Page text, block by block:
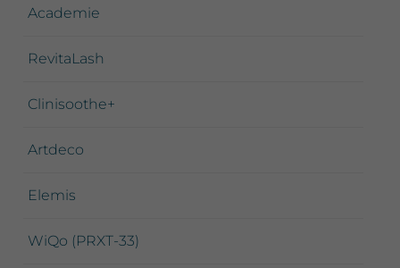
Academie
RevitaLash
Clinisoothe+
Artdeco
Elemis
WiQo (PRXT-33)